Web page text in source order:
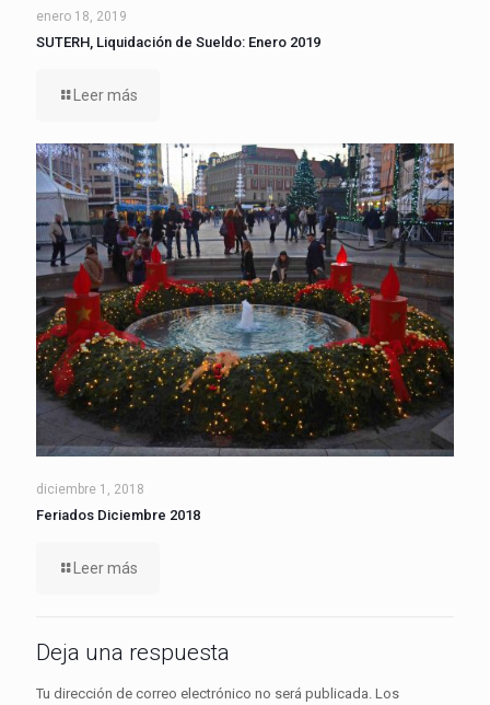
enero 18, 2019
SUTERH, Liquidación de Sueldo: Enero 2019
Leer más
diciembre 1, 2018
Feriados Diciembre 2018
Leer más
Deja una respuesta
Tu dirección de correo electrónico no será publicada. Los